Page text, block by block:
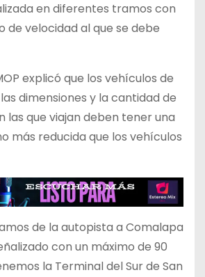
en diferentes tramos con
de velocidad al que se debe
explicó que los vehículos de
dimensiones y la cantidad de
las que viajan deben tener una
más reducida que los vehículos
de la autopista a Comalapa
con un máximo de 90
la Terminal del Sur de San